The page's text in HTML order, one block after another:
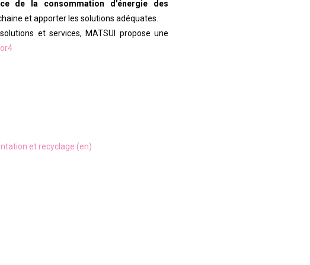
de la consommation d’énergie des
et apporter les solutions adéquates.
et services, MATSUI propose une
et recyclage (en)